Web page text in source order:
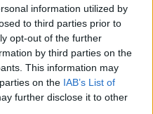
information utilized by
to third parties prior to
opt-out of the further
by third parties on the
This information may
on the IAB’s List of
further disclose it to other
αυστηρή διατροφή
με μαγιό